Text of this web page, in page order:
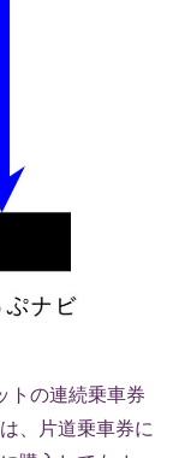
トの連続乗車券
、片道乗車券に